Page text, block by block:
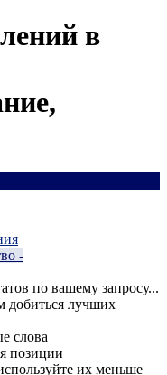
в
-
по вашему запросу...
добиться лучших
слова
позиции
их меньше